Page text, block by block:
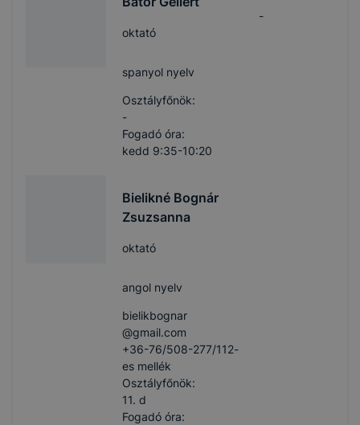
oktató
spanyol nyelv
-
Osztályfőnök:
-
Fogadó óra:
kedd 9:35-10:20
Bielikné Bognár
Zsuzsanna
oktató
angol nyelv
bielikbognar​
@gmail.com
+36-76/508-277/112-
es mellék
Osztályfőnök:
11. d
Fogadó óra: